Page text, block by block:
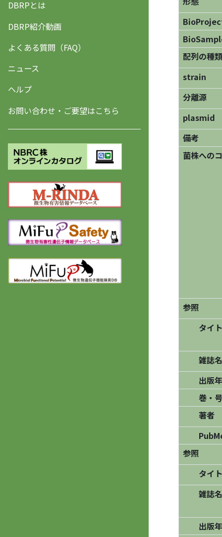
DBRPとは
DBRP紹介動画
よくある質問（FAQ）
ニュース
ヘルプ
お問い合わせ・ご要望はこちら
配列の種
strain
分離源
plasmid
備考
菌株への
参照
タイ
雑誌名/
出版
巻・号
著者
参照
タイ
雑誌名/
出版